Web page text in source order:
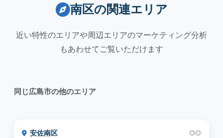
南区の関連エリア
近い特性のエリアや周辺エリアのマーケティング分析
もあわせてご覧いただけます
同じ広島市の他のエリア
安佐南区 ◎◎